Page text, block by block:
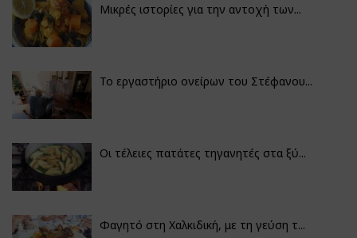
Μικρές ιστορίες για την αντοχή των...
Το εργαστήριο ονείρων του Στέφανου...
Οι τέλειες πατάτες τηγανητές στα ξύ...
Φαγητό στη Χαλκιδική, με τη γεύση τ...